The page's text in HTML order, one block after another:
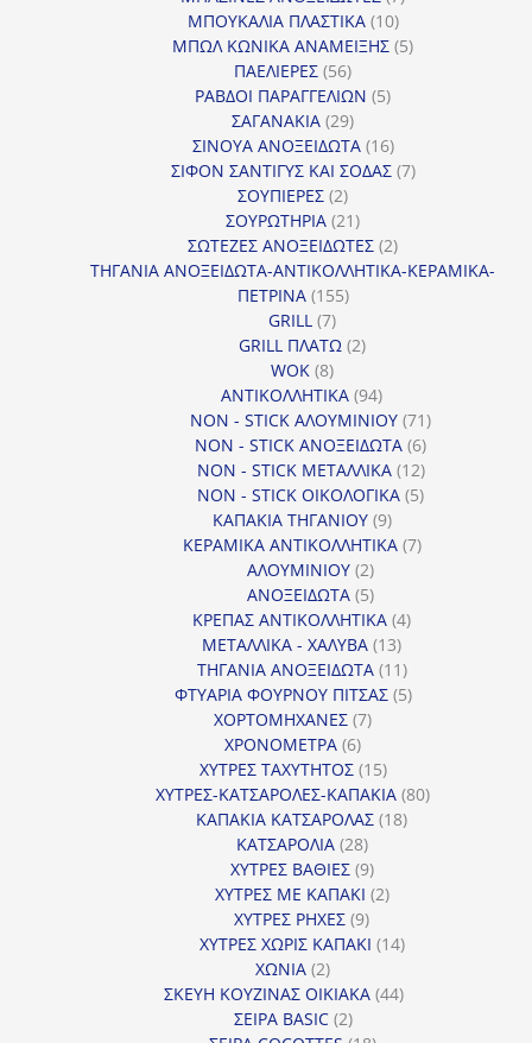
ΜΠΟΥΚΑΛΙΑ ΠΛΑΣΤΙΚΑ 1010
προϊόντα
ΜΠΩΛ ΚΩΝΙΚΑ ΑΝΑΜΕΙΞΗΣ 55
ΠΑΕΛΙΕΡΕΣ 5656
προϊόντα
ΡΑΒΔΟΙ ΠΑΡΑΓΓΕΛΙΩΝ 55
ΣΑΓΑΝΑΚΙΑ 2929
προϊόντα
ΣΙΝΟΥΑ ΑΝΟΞΕΙΔΩΤΑ 1616
προϊόντα
ΣΙΦΟΝ ΣΑΝΤΙΓΥΣ ΚΑΙ ΣΟΔΑΣ 77
ΣΟΥΠΙΕΡΕΣ 22
προϊόντα
ΣΟΥΡΩΤΗΡΙΑ 2121
προϊόντα
ΣΩΤΕΖΕΣ ΑΝΟΞΕΙΔΩΤΕΣ 22
προϊόντα
ΤΗΓΑΝΙΑ ΑΝΟΞΕΙΔΩΤΑ-ΑΝΤΙΚΟΛΛΗΤΙΚΑ-ΚΕΡΑΜΙΚΑ-
ΠΕΤΡΙΝΑ 155155
GRILL 77
προϊόντα
GRILL ΠΛΑΤΩ 22
WOK 88
προϊόντα
ΑΝΤΙΚΟΛΛΗΤΙΚΑ 9494
προϊόντα
NON - STICK ΑΛΟΥΜΙΝΙΟΥ 7171
προϊόντα
NON - STICK ΑΝΟΞΕΙΔΩΤΑ 66
προϊόντα
NON - STICK ΜΕΤΑΛΛΙΚΑ 1212
προϊόντα
NON - STICK ΟΙΚΟΛΟΓΙΚΑ 55
ΚΑΠΑΚΙΑ ΤΗΓΑΝΙΟΥ 99
προϊόντα
ΚΕΡΑΜΙΚΑ ΑΝΤΙΚΟΛΛΗΤΙΚΑ 77
ΑΛΟΥΜΙΝΙΟΥ 22
προϊόντα
ΑΝΟΞΕΙΔΩΤΑ 55
προϊόντα
ΚΡΕΠΑΣ ΑΝΤΙΚΟΛΛΗΤΙΚΑ 44
ΜΕΤΑΛΛΙΚΑ - ΧΑΛΥΒΑ 1313
προϊόντα
ΤΗΓΑΝΙΑ ΑΝΟΞΕΙΔΩΤΑ 1111
προϊόντα
ΦΤΥΑΡΙΑ ΦΟΥΡΝΟΥ ΠΙΤΣΑΣ 55
ΧΟΡΤΟΜΗΧΑΝΕΣ 77
ΧΡΟΝΟΜΕΤΡΑ 66
προϊόντα
ΧΥΤΡΕΣ ΤΑΧΥΤΗΤΟΣ 1515
προϊόντα
ΧΥΤΡΕΣ-ΚΑΤΣΑΡΟΛΕΣ-ΚΑΠΑΚΙΑ 8080
ΚΑΠΑΚΙΑ ΚΑΤΣΑΡΟΛΑΣ 1818
ΚΑΤΣΑΡΟΛΙΑ 2828
προϊόντα
ΧΥΤΡΕΣ ΒΑΘΙΕΣ 99
προϊόντα
ΧΥΤΡΕΣ ΜΕ ΚΑΠΑΚΙ 22
ΧΥΤΡΕΣ ΡΗΧΕΣ 99
προϊόντα
ΧΥΤΡΕΣ ΧΩΡΙΣ ΚΑΠΑΚΙ 1414
ΧΩΝΙΑ 22
προϊόντα
ΣΚΕΥΗ ΚΟΥΖΙΝΑΣ ΟΙΚΙΑΚΑ 4444
ΣΕΙΡΑ BASIC 22